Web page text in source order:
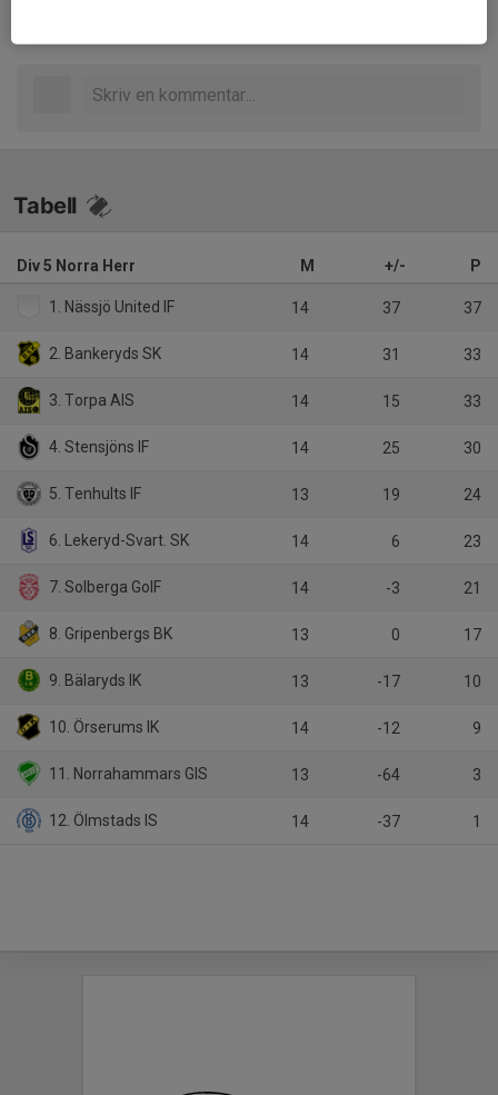
Tabell
Div 5 Norra Herr M +/- P
1. Nässjö United IF 14 37 37
2. Bankeryds SK 14 31 33
3. Torpa AIS 14 15 33
4. Stensjöns IF 14 25 30
5. Tenhults IF 13 19 24
6. Lekeryd-Svart. SK 14 6 23
7. Solberga GoIF 14 -3 21
8. Gripenbergs BK 13 0 17
9. Bälaryds IK 13 -17 10
10. Örserums IK 14 -12 9
11. Norrahammars GIS 13 -64 3
12. Ölmstads IS 14 -37 1